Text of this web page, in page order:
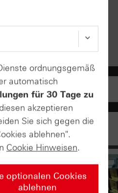
ordnungsgemäß
automatisch
für 30 Tage zu
akzeptieren
Sie sich gegen die
ablehnen".
Cookie Hinweisen.
optionalen Cookies
ablehnen